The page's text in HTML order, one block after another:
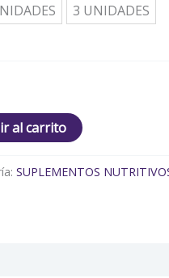
3 UNIDADES
al carrito
SUPLEMENTOS